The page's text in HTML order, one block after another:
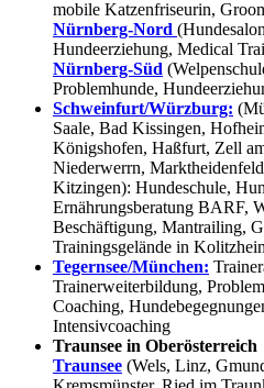
mobile Katzenfriseurin,
Nürnberg-Nord
Hundeerziehung, Medical
Nürnberg-Süd
Problemhunde,
Schweinfurt/Würzburg:
Saale, Bad Kissingen,
Königshofen, Haßfurt, Zell
Niederwerrn,
Kitzingen): Hundeschule,
Ernährungsberatung BARF,
Beschäftigung, Mantrailing,
Trainingsgelände in
Tegernsee/München:
Trainerweiterbildung,
Coaching,
Intensivcoaching
Traunsee in Oberösterreich
Traunsee (Wels, Linz,